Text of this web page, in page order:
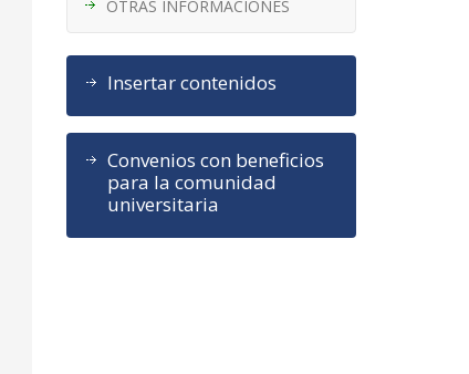
OTRAS INFORMACIONES
Insertar contenidos
Convenios con beneficios
para la comunidad
universitaria